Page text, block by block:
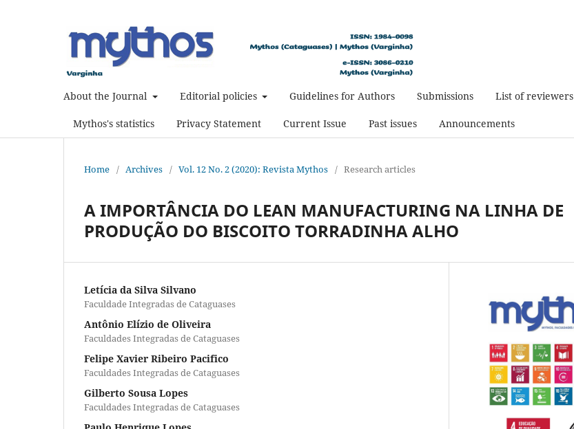
About the Journal Editorial policies Guidelines for Authors Submissions List of reviewers
Mythos's statistics Privacy Statement Current Issue Past issues Announcements
Home / Archives / Vol. 12 No. 2 (2020): Revista Mythos / Research articles
A IMPORTÂNCIA DO LEAN MANUFACTURING NA LINHA DE
PRODUÇÃO DO BISCOITO TORRADINHA ALHO
Letícia da Silva Silvano
Faculdade Integradas de Cataguases
Antônio Elízio de Oliveira
Faculdades Integradas de Cataguases
Felipe Xavier Ribeiro Pacifico
Faculdades Integradas de Cataguases
Gilberto Sousa Lopes
Faculdades Integradas de Cataguases